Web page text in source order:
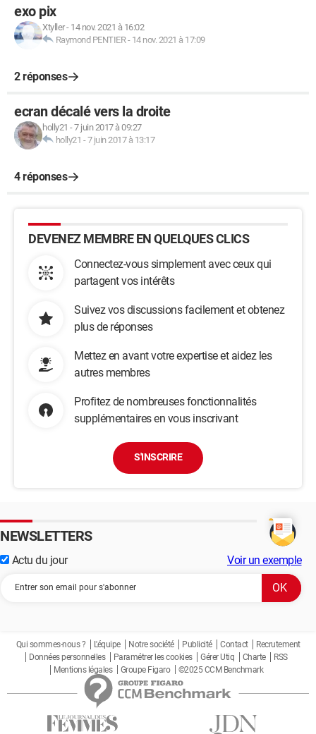
exo pix
Xtyller- 14 nov. 2021 à 16:02
Raymond PENTIER- 14 nov. 2021 à 17:09
2 réponses
ecran décalé vers la droite
holly21 -7 juin 2017 à 09:27
holly21 -7 juin 2017 à 13:17
4 réponses
DEVENEZ MEMBRE EN QUELQUES CLICS
Connectez-vous simplement avec ceux qui
partagent vos intérêts
Suivez vos discussions facilement et obtenez
plus de réponses
Mettez en avant votre expertise et aidez les
autres membres
Profitez de nombreuses fonctionnalités
supplémentaires en vous inscrivant
S'INSCRIRE
NEWSLETTERS
Actu du jour Voir un exemple
Qui sommes-nous ? L'équipe Notre société Publicité Contact
Recrutement
Données personnelles
Paramétrer les cookies Gérer Utiq Charte
RSS
Mentions légales
Groupe Figaro ©2025 CCM Benchmark